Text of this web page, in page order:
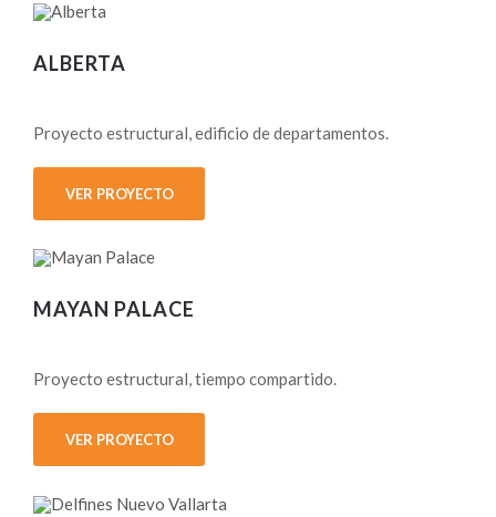
ALBERTA
Proyecto estructural, edificio de departamentos.
VER PROYECTO
MAYAN PALACE
Proyecto estructural, tiempo compartido.
VER PROYECTO